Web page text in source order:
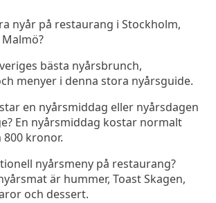
nyår på restaurang i Stockholm,
bästa nyårsbrunch,
menyer i denna stora nyårsguide.
en nyårsmiddag eller nyårsdagen
En nyårsmiddag kostar normalt
800 kronor.
nyårsmeny på restaurang?
är hummer, Toast Skagen,
och dessert.